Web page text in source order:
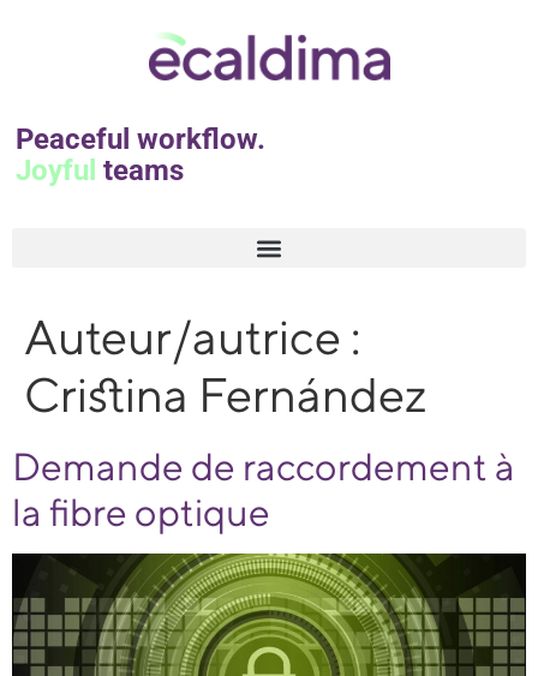
Peaceful workflow.
Joyful teams
Auteur/autrice :
Cristina Fernández
Demande de raccordement à
la fibre optique